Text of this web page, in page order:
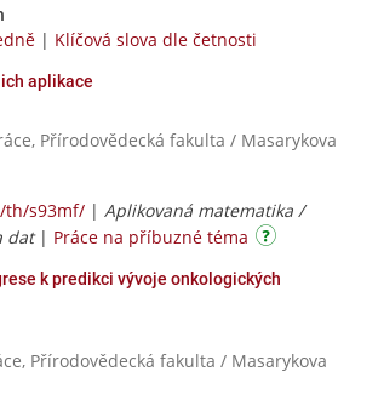
| Klíčová slova dle četnosti
aplikace
Přírodovědecká fakulta / Masarykova
th/s93mf/ | Aplikovaná matematika /
dat| Práce na příbuzné téma
k predikci vývoje onkologických
Přírodovědecká fakulta / Masarykova